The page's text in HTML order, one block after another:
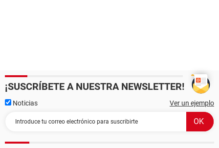
¡SUSCRÍBETE A NUESTRA NEWSLETTER!
Noticias Ver un ejemplo